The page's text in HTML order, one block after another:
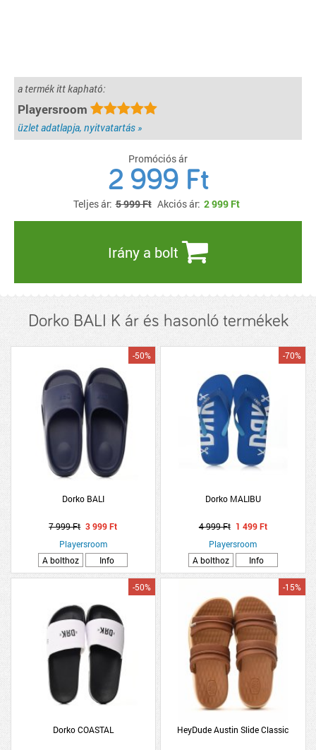
a termék itt kapható:
Playersroom
üzlet adatlapja, nyitvatartás »
Promóciós ár
2 999 Ft
Teljes ár: 5 999 Ft Akciós ár: 2 999 Ft
Irány a bolt
Dorko BALI K ár és hasonló termékek
Dorko BALI
-50%
7 999 Ft 3 999 Ft
Playersroom
A bolthoz
Info
Dorko MALIBU
-70%
4 999 Ft 1 499 Ft
Playersroom
A bolthoz
Info
Dorko COASTAL
-50%
HeyDude Austin Slide Classic
-15%